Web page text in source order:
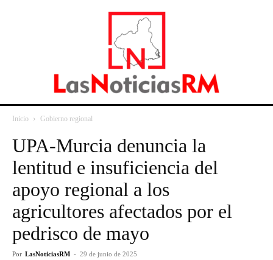
Inicio Gobierno regional
UPA-Murcia denuncia la
lentitud e insuficiencia del
apoyo regional a los
agricultores afectados por el
pedrisco de mayo
Por LasNoticiasRM - 29 de junio de 2025